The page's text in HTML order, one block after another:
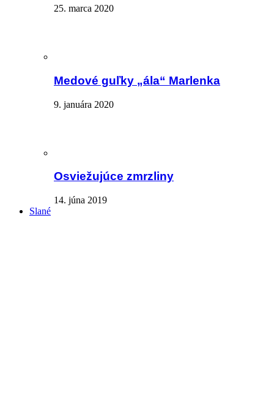
25. marca 2020
Medové guľky „ála“ Marlenka
9. januára 2020
Osviežujúce zmrzliny
14. júna 2019
Slané